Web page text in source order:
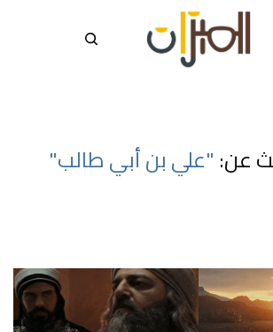
عن: "علي بن أبي طالب"